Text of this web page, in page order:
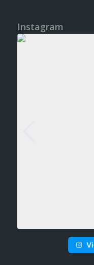
Instagram